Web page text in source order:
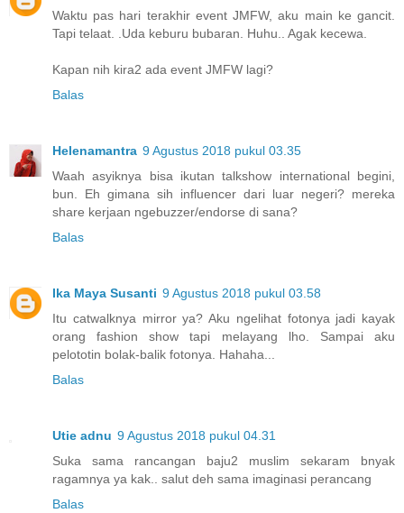
Waktu pas hari terakhir event JMFW, aku main ke gancit.
Tapi telaat. .Uda keburu bubaran. Huhu.. Agak kecewa.
Kapan nih kira2 ada event JMFW lagi?
Balas
Helenamantra 9 Agustus 2018 pukul 03.35
Waah asyiknya bisa ikutan talkshow international begini,
bun. Eh gimana sih influencer dari luar negeri? mereka
share kerjaan ngebuzzer/endorse di sana?
Balas
Ika Maya Susanti 9 Agustus 2018 pukul 03.58
Itu catwalknya mirror ya? Aku ngelihat fotonya jadi kayak
orang fashion show tapi melayang lho. Sampai aku
pelototin bolak-balik fotonya. Hahaha...
Balas
Utie adnu 9 Agustus 2018 pukul 04.31
Suka sama rancangan baju2 muslim sekaram bnyak
ragamnya ya kak.. salut deh sama imaginasi perancang
Balas